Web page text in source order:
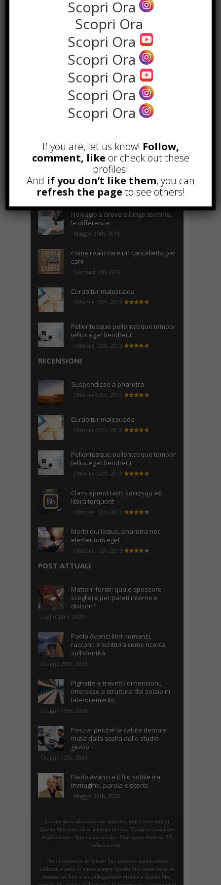
POPOLARI
A&R nel Business Music: tutto
quello che c’è da sapere!
Agosto 27th, 2017
Noleggio a breve e lungo termine,
le differenze
Maggio 15th, 2018
Come realizzare un cancelletto per
cani
Gennaio 9th, 2018
Curabitur malesuada
Ottobre 12th, 2013
Pellentesque pellentesque tempor
tellus eget hendrerit
Ottobre 12th, 2013
RECENSIONI
Suspendisse a pharetra
Ottobre 12th, 2013
Curabitur malesuada
Ottobre 12th, 2013
Pellentesque pellentesque tempor
tellus eget hendrerit
Ottobre 12th, 2013
Class aptent taciti sociosqu ad
litora torquent
Ottobre 12th, 2013
Morbi dui lectus, pharetra nec
elementum eget
Ottobre 12th, 2013
POST ATTUALI
Mattoni forati: quale spessore
scegliere per pareti interne e
divisori?
Luglio 23rd, 2026
Paolo Avanzi libri: romanzi,
racconti e scrittura come ricerca
sull’identità
Giugno 20th, 2026
Pignatte e travetti: dimensioni,
interasse e struttura del solaio in
laterocemento
Giugno 19th, 2026
Pescia: perché la salute dentale
inizia dalla scelta dello studio
giusto
Giugno 12th, 2026
Paolo Avanzi e il filo sottile tra
immagine, parola e scena
Maggio 29th, 2026
Eccetto dove diversamente indicato, tutti i contenuti di
Questo Sito sono rilasciati sotto licenza "Creative Commons
Attribuzione - Non commerciale - Non opere derivate 3.0
Italia License".
Tutti i contenuti di Questo Sito possono quindi essere
utilizzati a patto di citare sempre Questo Sito come fonte ed
inserire un link o un collegamento visibile a Questo Sito
Scopri Ora
Scopri Ora
Scopri Ora
Scopri Ora
Scopri Ora
Scopri Ora
Scopri Ora
If you are, let us know! Follow,
comment, like or check out these
profiles!
And if you don’t like them, you can
refresh the page to see others!